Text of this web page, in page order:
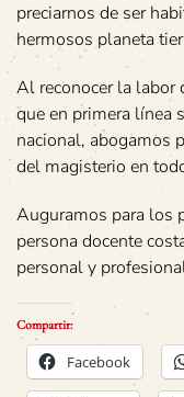
preciarnos de ser
hermosos planeta
Al reconocer la labor
que en primera línea
nacional, abogamos
del magisterio en
Auguramos para los
persona docente
personal y
Compartir:
Facebook